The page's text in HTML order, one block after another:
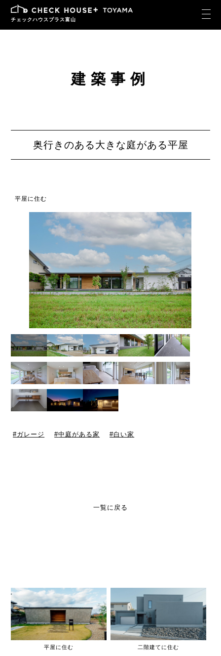
チェックハウスプラス富山
建築事例
奥行きのある大きな庭がある平屋
平屋に住む
ガレージ 中庭がある家 白い家
一覧に戻る
平屋に住む 二階建てに住む